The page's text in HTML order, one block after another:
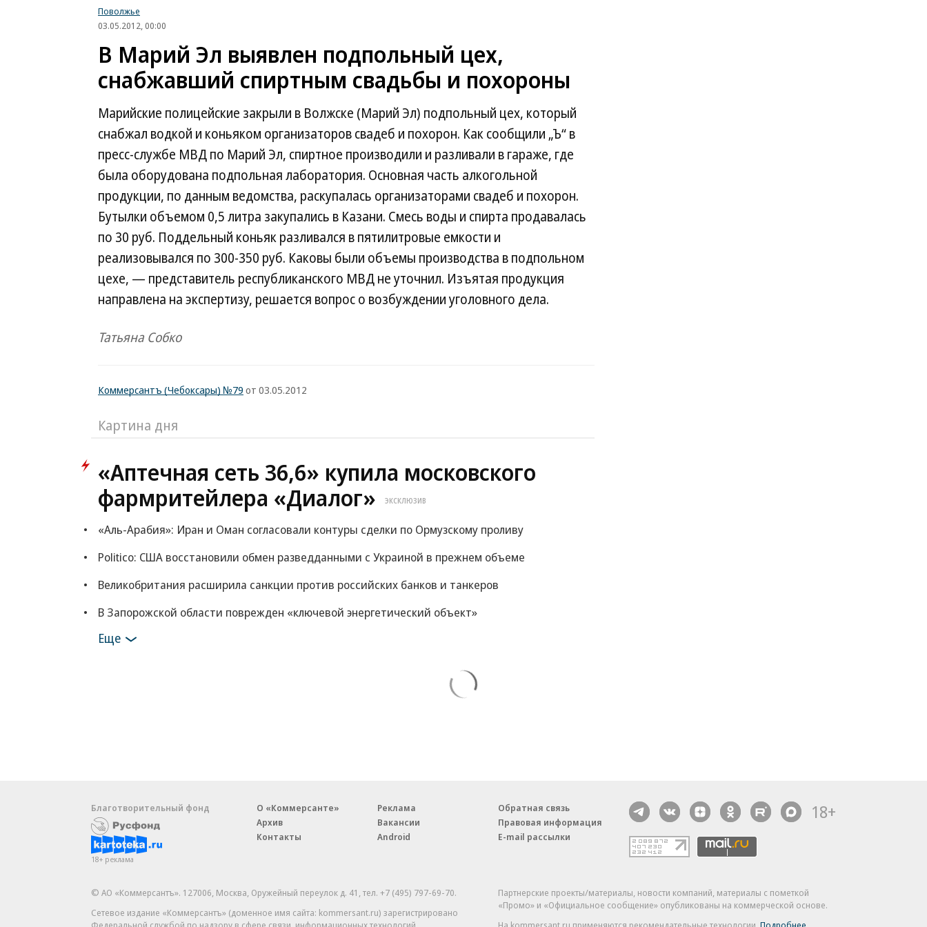
Поволжье
03.05.2012, 00:00
В Марий Эл выявлен подпольный цех,
снабжавший спиртным свадьбы и похороны
Марийские полицейские закрыли в Волжске (Марий Эл) подпольный цех, который
снабжал водкой и коньяком организаторов свадеб и похорон. Как сообщили „Ъ“ в
пресс-службе МВД по Марий Эл, спиртное производили и разливали в гараже, где
была оборудована подпольная лаборатория. Основная часть алкогольной
продукции, по данным ведомства, раскупалась организаторами свадеб и похорон.
Бутылки объемом 0,5 литра закупались в Казани. Смесь воды и спирта продавалась
по 30 руб. Поддельный коньяк разливался в пятилитровые емкости и
реализовывался по 300-350 руб. Каковы были объемы производства в подпольном
цехе, — представитель республиканского МВД не уточнил. Изъятая продукция
направлена на экспертизу, решается вопрос о возбуждении уголовного дела.
Татьяна Собко
Коммерсантъ (Чебоксары) №79 от 03.05.2012
Картина дня
«Аптечная сеть 36,6» купила московского
фармритейлера «Диалог»
ЭКСКЛЮЗИВ
«Аль-Арабия»: Иран и Оман согласовали контуры сделки по Ормузскому проливу
Politico: США восстановили обмен разведданными с Украиной в прежнем объеме
Великобритания расширила санкции против российских банков и танкеров
В Запорожской области поврежден «ключевой энергетический объект»
Еще
Благотворительный фонд
18+ реклама
О «Коммерсанте»
Архив
Контакты
Реклама
Вакансии
Android
Обратная связь
Правовая информация
E-mail рассылки
18+
© АО «Коммерсантъ». 127006, Москва, Оружейный переулок д. 41,тел. +7 (495) 797-69-70.
Сетевое издание «Коммерсантъ» (доменное имя сайта: kommersant.ru) зарегистрировано
Партнерские проекты/материалы, новости компаний, материалы с пометкой
«Промо» и «Официальное сообщение» опубликованы на коммерческой основе.